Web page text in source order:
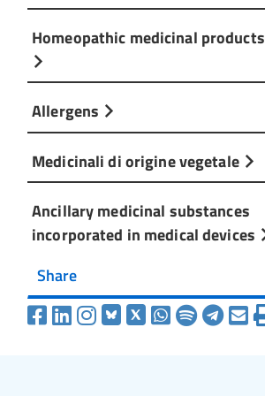
Homeopathic medicinal products
Allergens
Medicinali di origine vegetale
Ancillary medicinal substances
incorporated in medical devices
Share